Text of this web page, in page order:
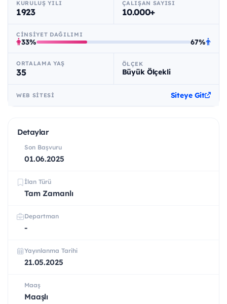
KURULUŞ YILI
1923
ÇALIŞAN SAYISI
10.000+
CINSIYET DAĞILIMI
33% 67%
ORTALAMA YAŞ
35
ÖLÇEK
Büyük Ölçekli
WEB SITESI Siteye Git
Detaylar
Son Başvuru
01.06.2025
İlan Türü
Tam Zamanlı
Departman
-
Yayınlanma Tarihi
21.05.2025
Maaş
Maaşlı